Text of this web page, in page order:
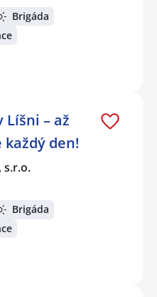
Brigáda
Líšni – až
každý den!
s.r.o.
Brigáda